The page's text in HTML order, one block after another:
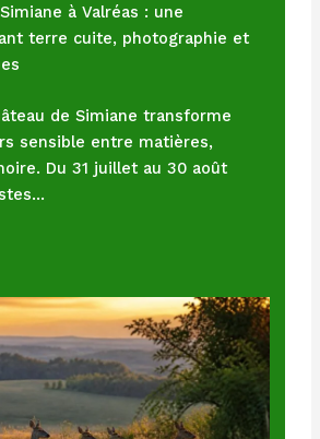
à Valréas : une
terre cuite, photographie et
de Simiane transforme
sensible entre matières,
Du 31 juillet au 30 août